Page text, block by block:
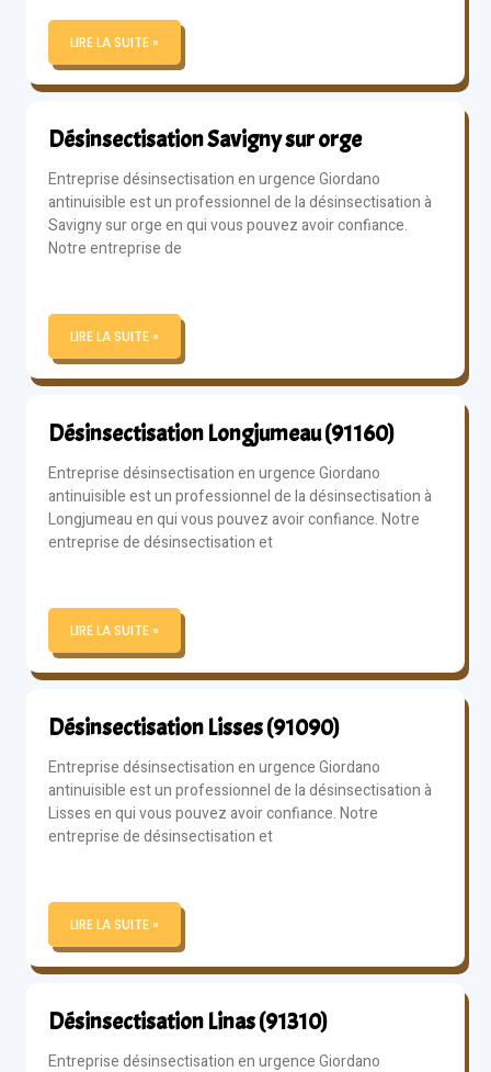
LIRE LA SUITE »
Désinsectisation Savigny sur orge
Entreprise désinsectisation en urgence Giordano
antinuisible est un professionnel de la désinsectisation à
Savigny sur orge en qui vous pouvez avoir confiance.
Notre entreprise de
LIRE LA SUITE »
Désinsectisation Longjumeau (91160)
Entreprise désinsectisation en urgence Giordano
antinuisible est un professionnel de la désinsectisation à
Longjumeau en qui vous pouvez avoir confiance. Notre
entreprise de désinsectisation et
LIRE LA SUITE »
Désinsectisation Lisses (91090)
Entreprise désinsectisation en urgence Giordano
antinuisible est un professionnel de la désinsectisation à
Lisses en qui vous pouvez avoir confiance. Notre
entreprise de désinsectisation et
LIRE LA SUITE »
Désinsectisation Linas (91310)
Entreprise désinsectisation en urgence Giordano